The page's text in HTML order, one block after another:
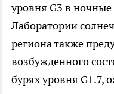
уровня G3 в
Лаборатории
региона также
возбужденного
бурях уровня G1.7,